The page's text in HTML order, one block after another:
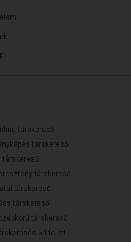
társkereső
társkereső
társkereső
társkereső
társkereső
társkereső
társkereső
50 felett